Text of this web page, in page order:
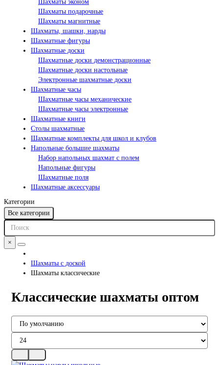
Шахматы эконом
Шахматы подарочные
Шахматы магнитные
Шахматы, шашки, нарды
Шахматные фигуры
Шахматные доски
Шахматные доски демонстрационные
Шахматные доски настольные
Электронные шахматные доски
Шахматные часы
Шахматные часы механические
Шахматные часы электронные
Шахматные книги
Столы шахматные
Шахматные комплекты для школ и клубов
Напольные большие шахматы
Набор напольных шахмат c полем
Напольные фигуры
Шахматные поля
Шахматные аксессуары
Категории
Все категории
×
Шахматы с доской
Шахматы классические
Классические шахматы оптом